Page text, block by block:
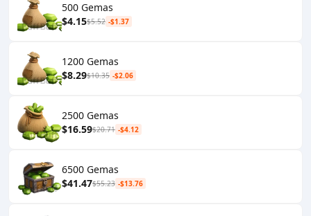
500 Gemas
$4.15$5.52 -$1.37
1200 Gemas
$8.29$10.35 -$2.06
2500 Gemas
$16.59$20.71 -$4.12
6500 Gemas
$41.47$55.23 -$13.76